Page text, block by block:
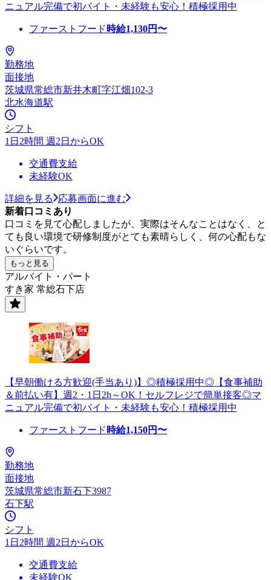
ニュアル完備で初バイト・未経験も安心！積極採用中
ファーストフード 時給1,130円〜
勤務地
面接地
茨城県常総市新井木町字江畑102-3
北水海道駅
シフト
1日2時間 週2日からOK
交通費支給
未経験OK
詳細を見る
応募画面に進む
新着口コミあり
口コミを見て心配しましたが、実際はそんなことはなく、と
ても良い環境で研修制度がとても素晴らしく、何の心配もな
いぐらいです。
もっと見る
アルバイト・パート
すき家 常総石下店
【早朝働ける方歓迎(手当あり)】◎積極採用中◎【食事補助
＆前払い有】週2・1日2h～OK！セルフレジで簡単接客◎マ
ニュアル完備で初バイト・未経験も安心！積極採用中
ファーストフード 時給1,150円〜
勤務地
面接地
茨城県常総市新石下3987
石下駅
シフト
1日2時間 週2日からOK
交通費支給
未経験OK